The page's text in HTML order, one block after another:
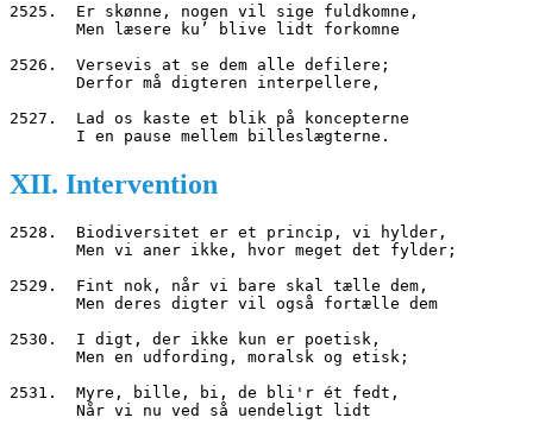
2525.  Er skønne, nogen vil sige fuldkomne,
       Men læsere ku’ blive lidt forkomne
2526.  Versevis at se dem alle defilere;
       Derfor må digteren interpellere,
2527.  Lad os kaste et blik på koncepterne
       I en pause mellem billeslægterne.
XII. Intervention
2528.  Biodiversitet er et princip, vi hylder,
       Men vi aner ikke, hvor meget det fylder;
2529.  Fint nok, når vi bare skal tælle dem,
       Men deres digter vil også fortælle dem
2530.  I digt, der ikke kun er poetisk,
       Men en udfording, moralsk og etisk;
2531.  Myre, bille, bi, de bli'r ét fedt,
       Når vi nu ved så uendeligt lidt